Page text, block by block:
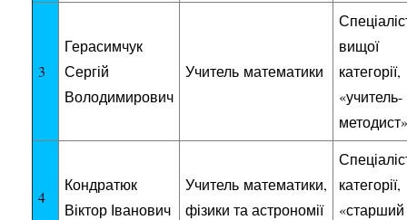
3
Герасимчук
Сергій
Володимирович
Учитель математики
вищої
категорії,
«учитель-
методист»
4
Кондратюк
Віктор Іванович
Учитель математики,
фізики та астрономії
категорії,
«старший